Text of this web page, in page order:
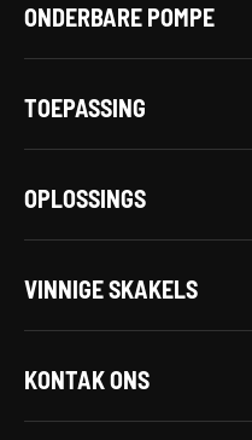
ONDERBARE POMPE
TOEPASSING
OPLOSSINGS
VINNIGE SKAKELS
KONTAK ONS